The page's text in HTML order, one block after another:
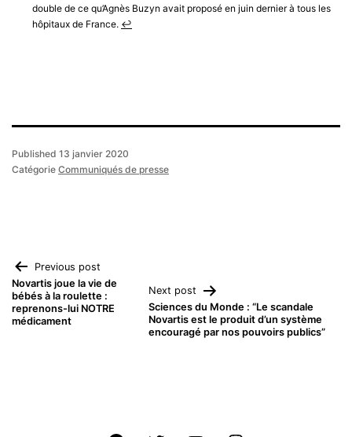
double de ce qu’Agnès Buzyn avait proposé en juin dernier à tous les
hôpitaux de France. ↩︎
Published 13 janvier 2020
Catégorie Communiqués de presse
Navigation
de
Previous post
Novartis joue la vie de
bébés à la roulette :
reprenons-lui NOTRE
médicament
Next post
Sciences du Monde : “Le scandale
Novartis est le produit d’un système
encouragé par nos pouvoirs publics”